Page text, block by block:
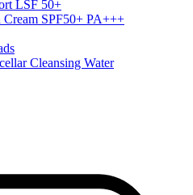
LSF 50+
SPF50+ PA+++
Cleansing Water